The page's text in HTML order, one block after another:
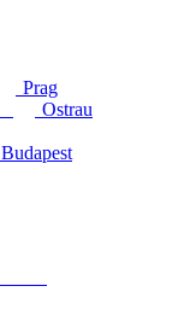
Prag
Ostrau
Budapest